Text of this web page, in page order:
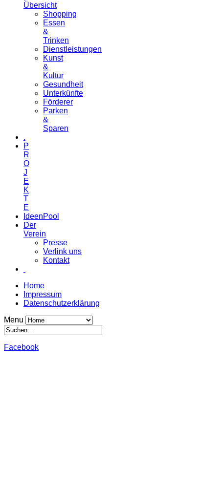
Übersicht
Shopping
Essen
&
Trinken
Dienstleistungen
Kunst
&
Kultur
Gesundheit
Unterkünfte
Förderer
Parken
&
Sparen
.
P
R
O
J
E
K
T
E
IdeenPool
Der
Verein
Presse
Verlink uns
Kontakt
Home
Impressum
Datenschutzerklärung
Menu
Facebook